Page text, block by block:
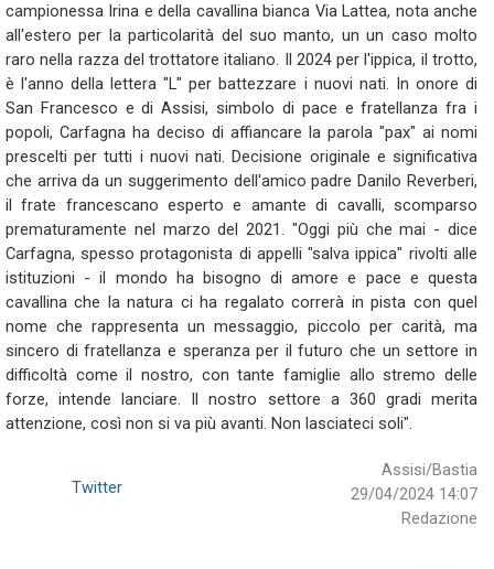
campionessa Irina e della cavallina bianca Via Lattea, nota anche
all'estero per la particolarità del suo manto, un un caso molto
raro nella razza del trottatore italiano. Il 2024 per l'ippica, il trotto,
è l'anno della lettera "L" per battezzare i nuovi nati. In onore di
San Francesco e di Assisi, simbolo di pace e fratellanza fra i
popoli, Carfagna ha deciso di affiancare la parola "pax" ai nomi
prescelti per tutti i nuovi nati. Decisione originale e significativa
che arriva da un suggerimento dell'amico padre Danilo Reverberi,
il frate francescano esperto e amante di cavalli, scomparso
prematuramente nel marzo del 2021. "Oggi più che mai - dice
Carfagna, spesso protagonista di appelli "salva ippica" rivolti alle
istituzioni - il mondo ha bisogno di amore e pace e questa
cavallina che la natura ci ha regalato correrà in pista con quel
nome che rappresenta un messaggio, piccolo per carità, ma
sincero di fratellanza e speranza per il futuro che un settore in
difficoltà come il nostro, con tante famiglie allo stremo delle
forze, intende lanciare. Il nostro settore a 360 gradi merita
attenzione, così non si va più avanti. Non lasciateci soli".
Assisi/Bastia
29/04/2024 14:07
Redazione
Twitter